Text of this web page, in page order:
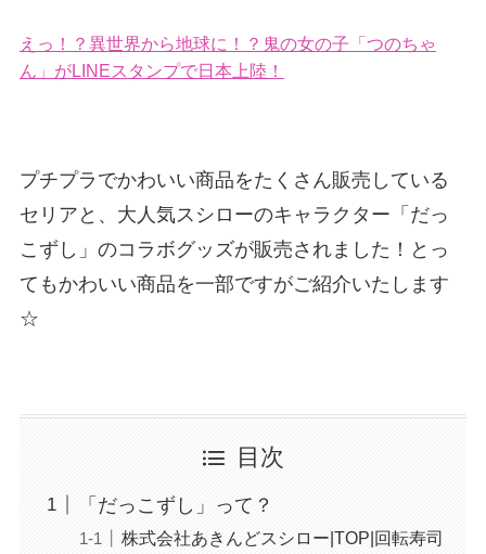
えっ！？異世界から地球に！？鬼の女の子「つのちゃ
ん」がLINEスタンプで日本上陸！
プチプラでかわいい商品をたくさん販売している
セリアと、大人気スシローのキャラクター「だっ
こずし」のコラボグッズが販売されました！とっ
てもかわいい商品を一部ですがご紹介いたします
☆
目次
「だっこずし」って？
株式会社あきんどスシロー|TOP|回転寿司